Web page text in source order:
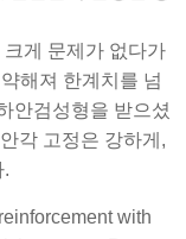
게 문제가 없다가
해져 한계치를 넘
안검성형을 받으셨
각 고정은 강하게,
.
with